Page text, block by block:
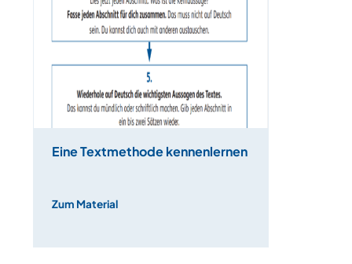
Eine Textmethode kennenlernen
Zum Material